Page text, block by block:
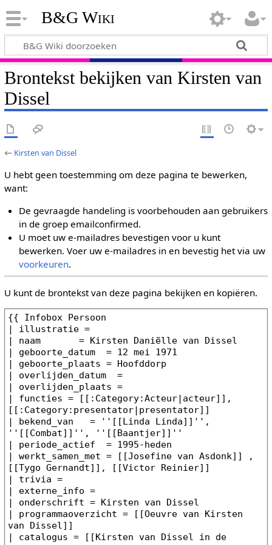
B&G Wiki
Brontekst bekijken van Kirsten van
Dissel
← Kirsten van Dissel
U hebt geen toestemming om deze pagina te bewerken,
want:
De gevraagde handeling is voorbehouden aan gebruikers
in de groep emailconfirmed.
U moet uw e-mailadres bevestigen voor u kunt
bewerken. Voer uw e-mailadres in en bevestig het via uw
voorkeuren.
U kunt de brontekst van deze pagina bekijken en kopiëren.